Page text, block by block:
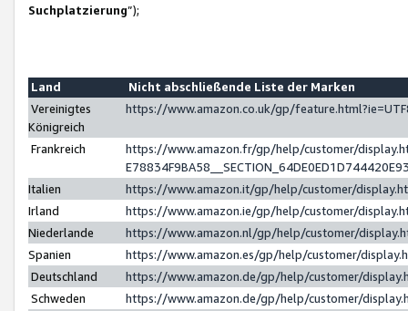
Suchplatzierung”);
Land
Nicht abschließende Liste der Marken
Vereinigtes
Königreich
https://www.amazon.co.uk/gp/
Frankreich
https://www.amazon.fr/gp/help/customer/
Italien
https://www.amazon.it/gp/help/customer/
Irland
https://www.amazon.ie/gp/help/customer/
Niederlande
https://www.amazon.nl/gp/help/customer/
Spanien
https://www.amazon.es/gp/help/customer/
Deutschland
https://www.amazon.de/gp/help/customer/
Schweden
https://www.amazon.de/gp/help/customer/